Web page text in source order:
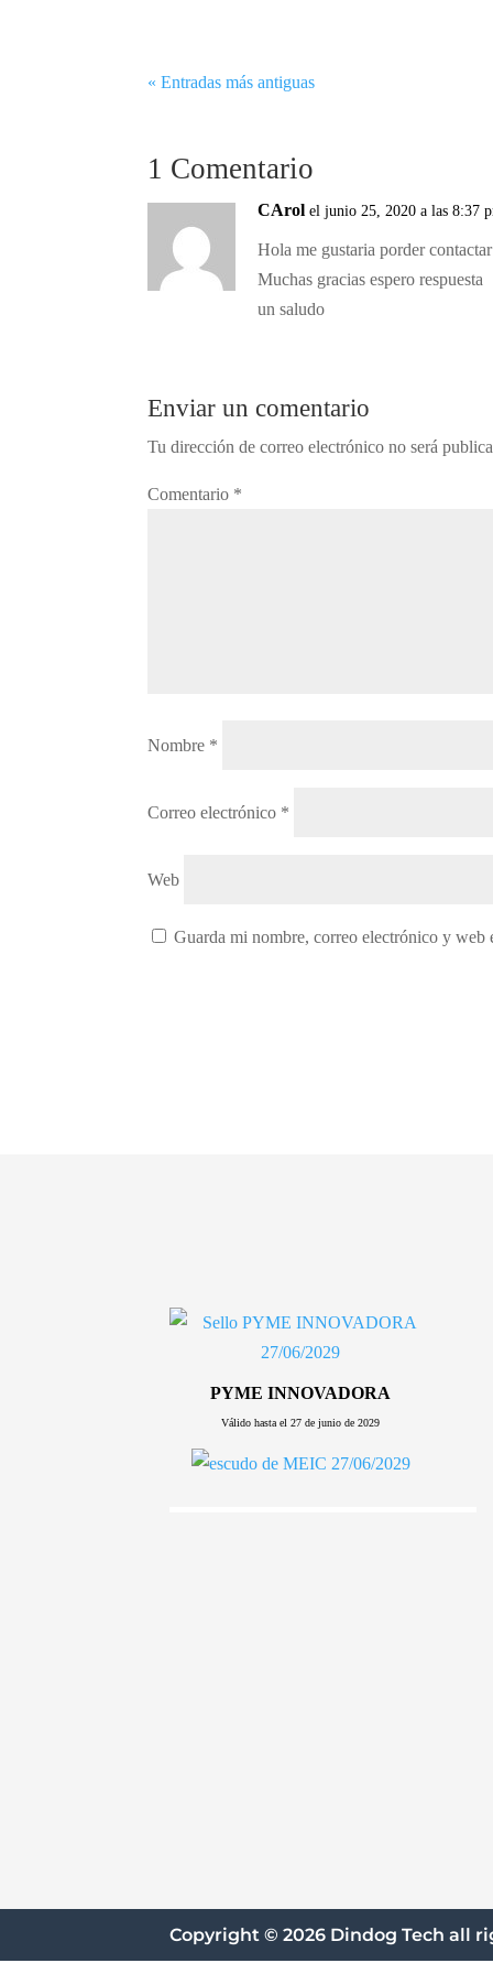
« Entradas más antiguas
1 Comentario
CArol el junio 25, 2020 a las 8:37
Hola me gustaria porder
Muchas gracias espero respuesta
un saludo
Enviar un comentario
Tu dirección de correo electrónico no será
Comentario *
Nombre *
Correo electrónico *
Web
Guarda mi nombre, correo electrónico y web
PYME INNOVADORA
Válido hasta el 27 de junio de 2029
Copyright © 2026 Dindog Tech all